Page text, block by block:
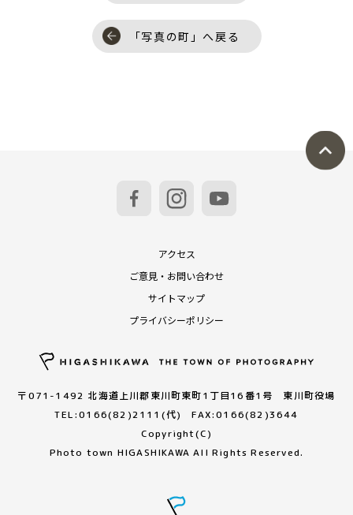
「写真の町」へ戻る
アクセス
ご意見・お問い合わせ
サイトマップ
プライバシーポリシー
〒071-1492 北海道上川郡東川町東町1丁目16番1号 東川町役場
TEL:0166(82)2111(代) FAX:0166(82)3644
Copyright(C)
Photo town HIGASHIKAWA All Rights Reserved.